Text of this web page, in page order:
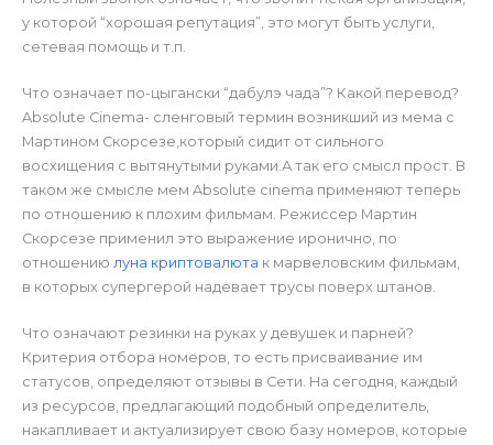
у которой “хорошая репутация”, это могут быть услуги,
сетевая помощь и т.п.
Что означает по-цыгански “дабулэ чада”? Какой перевод?
Absolute Cinema- сленговый термин возникший из мема с
Мартином Скорсезе,который сидит от сильного
восхищения с вытянутыми руками.А так его смысл прост. В
таком же смысле мем Absolute cinema применяют теперь
по отношению к плохим фильмам. Режиссер Мартин
Скорсезе применил это выражение иронично, по
отношению луна криптовалюта к марвеловским фильмам,
в которых супергерой надевает трусы поверх штанов.
Что означают резинки на руках у девушек и парней?
Критерия отбора номеров, то есть присваивание им
статусов, определяют отзывы в Сети. На сегодня, каждый
из ресурсов, предлагающий подобный определитель,
накапливает и актуализирует свою базу номеров, которые